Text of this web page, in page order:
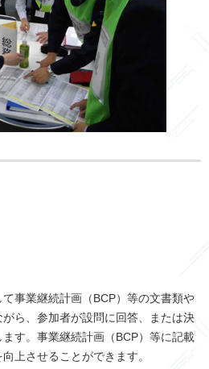
事業継続計画（BCP）等の文書類や
ら、参加者が設問に回答、または決
す。事業継続計画（BCP）等に記載
上させることができます。